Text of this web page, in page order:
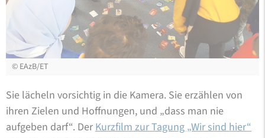
© EAzB/ET
Sie lächeln vorsichtig in die Kamera. Sie erzählen von
ihren Zielen und Hoffnungen, und „dass man nie
aufgeben darf“. Der Kurzfilm zur Tagung „Wir sind hier“